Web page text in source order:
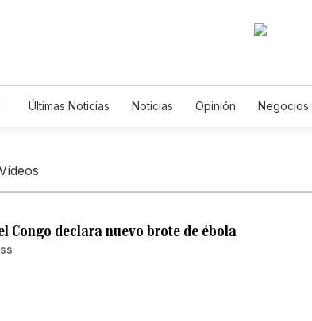
Últimas Noticias Noticias Opinión Negocios
Congo declara nuevo brote de ébola